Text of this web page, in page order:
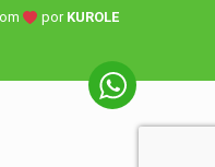
por KUROLE